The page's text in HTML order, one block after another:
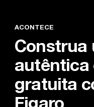
ACONTECE
Construa
autêntica
gratuita